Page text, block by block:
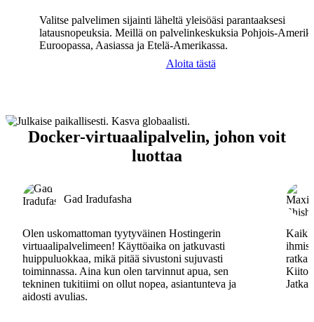
Valitse palvelimen sijainti läheltä yleisöäsi parantaaksesi
latausnopeuksia. Meillä on palvelinkeskuksia Pohjois-
Euroopassa, Aasiassa ja Etelä-Amerikassa.
Aloita tästä
Docker-virtuaalipalvelin, johon voit
luottaa
Gad Iradufasha
Olen uskomattoman tyytyväinen Hostingerin
virtuaalipalvelimeen! Käyttöaika on jatkuvasti
huippuluokkaa, mikä pitää sivustoni sujuvasti
toiminnassa. Aina kun olen tarvinnut apua, sen
tekninen tukitiimi on ollut nopea, asiantunteva ja
aidosti avulias.
Kiitos